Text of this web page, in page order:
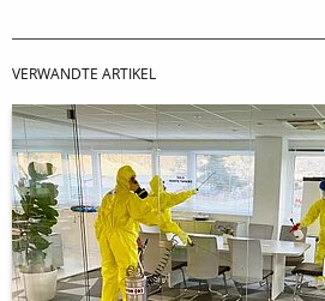
VERWANDTE ARTIKEL